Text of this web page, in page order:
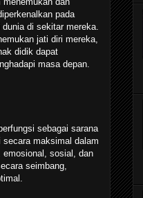
pada
di sekitar mereka.
jati diri mereka,
didik dapat
masa depan.
sebagai sarana
secara maksimal dalam
sosial, dan
seimbang,